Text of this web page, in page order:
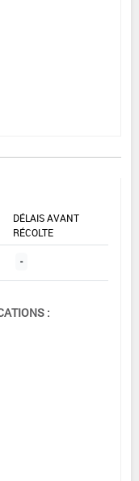
DÉLAIS AVANT
RÉCOLTE
-
: